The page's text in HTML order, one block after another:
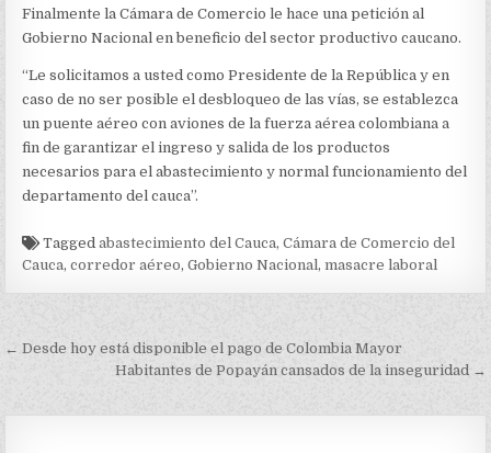
Finalmente la Cámara de Comercio le hace una petición al
Gobierno Nacional en beneficio del sector productivo caucano.
“Le solicitamos a usted como Presidente de la República y en
caso de no ser posible el desbloqueo de las vías, se establezca
un puente aéreo con aviones de la fuerza aérea colombiana a
fin de garantizar el ingreso y salida de los productos
necesarios para el abastecimiento y normal funcionamiento del
departamento del cauca”.
Taggedabastecimiento del Cauca,Cámara de Comercio del
Cauca,corredor aéreo,Gobierno Nacional,masacre laboral
Navegación
entradas
← Desde hoy está disponible el pago de Colombia Mayor
Habitantes de Popayán cansados de la inseguridad →